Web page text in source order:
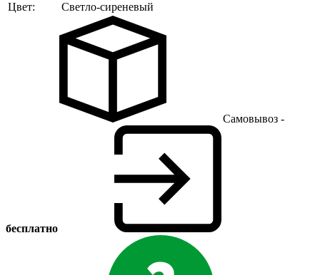
Цвет:
Светло-сиреневый
Самовывоз -
бесплатно